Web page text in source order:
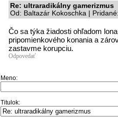
Re: ultraradikálny gamerizmus
Od: Baltazár Kokoschka |
Čo sa týka žiadosti ohľadom
pripomienkového konania a
zastavme korupciu.
Odpovedať
Meno:
Titulok: